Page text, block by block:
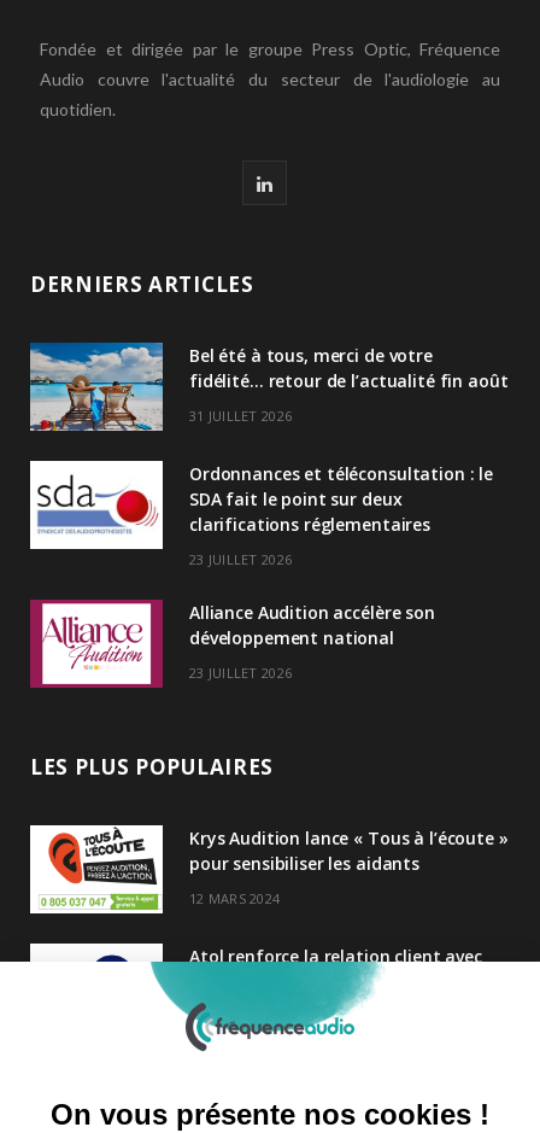
Fondée et dirigée par le groupe Press Optic, Fréquence
Audio couvre l'actualité du secteur de l'audiologie au
quotidien.
L
e
n
DERNIERS ARTICLES
Bel été à tous, merci de votre
fidélité… retour de l’actualité fin août
31 JUILLET 2026
Ordonnances et téléconsultation : le
SDA fait le point sur deux
clarifications réglementaires
23 JUILLET 2026
Alliance Audition accélère son
développement national
23 JUILLET 2026
LES PLUS POPULAIRES
Krys Audition lance « Tous à l’écoute »
pour sensibiliser les aidants
12 MARS 2024
Atol renforce la relation client avec
une nouvelle campagne axée sur la
satisfaction
25 FÉVRIER 2025
Audition Conseil